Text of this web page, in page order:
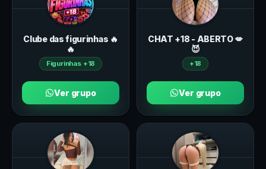
Clube das figurinhas 🔥
🔥
Figurinhas +18
Ver grupo
CHAT +18 - ABERTO 💋
😈
+18
Ver grupo